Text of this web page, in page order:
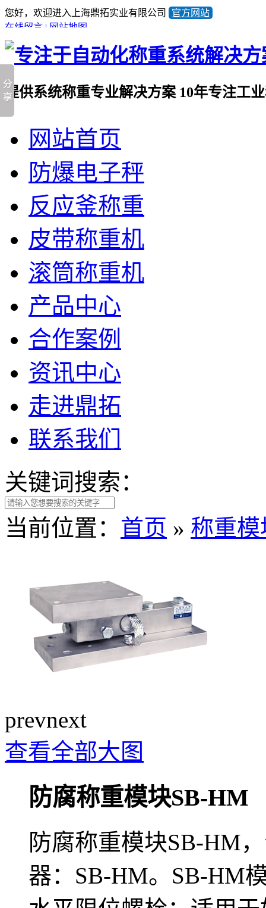
您好，欢迎进入上海鼎拓实业有限公司
官方网站
在线留言 | 网站地图
提供系统称重专业解决方案 10年专注工
021-57676453
产品顾问蒋小姐
网站首页
防爆电子秤
反应釜称重
皮带称重机
滚筒称重机
产品中心
合作案例
资讯中心
走进鼎拓
联系我们
关键词搜索：
当前位置： 首页 » 称重模
prevnext
查看全部大图
防腐称重模块SB-HM
防腐称重模块SB-HM
器：SB-HM。SB-HM